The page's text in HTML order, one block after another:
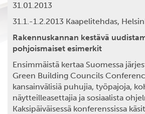
31.01.2013
31.1.-1.2.2013 Kaapelitehdas,
Rakennuskannan kestävä
pohjoismaiset esimerkit
Ensimmäistä kertaa Suomessa
Green Building Councils
kansainvälisiä puhujia, työpajoja,
näytteilleasettajia ja sosiaalista
Kaksipäiväisessä konferenssissa